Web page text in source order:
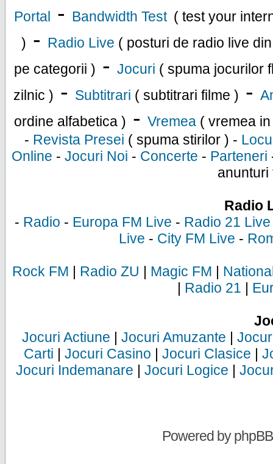
Portal - Bandwidth Test ( test your
) - Radio Live ( posturi de radio live
pe categorii ) - Jocuri ( spuma jocurilor
zilnic ) - Subtitrari ( subtitrari filme ) -
ordine alfabetica ) - Vremea ( vremea
- Revista Presei ( spuma stirilor ) -
Online - Jocuri Noi - Concerte - Parteneri
anunturi
Radio
- Radio - Europa FM Live - Radio 21 Live
Live - City FM Live -
Rock FM | Radio ZU | Magic FM |
| Radio 21 |
Jocuri Actiune | Jocuri Amuzante |
Carti | Jocuri Casino | Jocuri Clasice |
Jocuri Indemanare | Jocuri Logice |
Powered byphpBB